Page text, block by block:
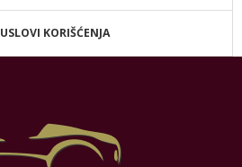
USLOVI KORIŠĆENJA